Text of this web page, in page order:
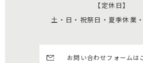
【定休日】
土・日・祝祭日・夏季休業
お問い合わせフォームは